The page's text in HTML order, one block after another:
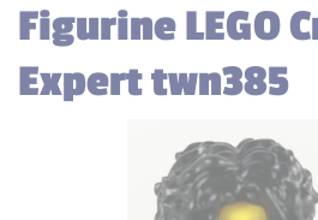
Figurine LEGO
Expert twn385